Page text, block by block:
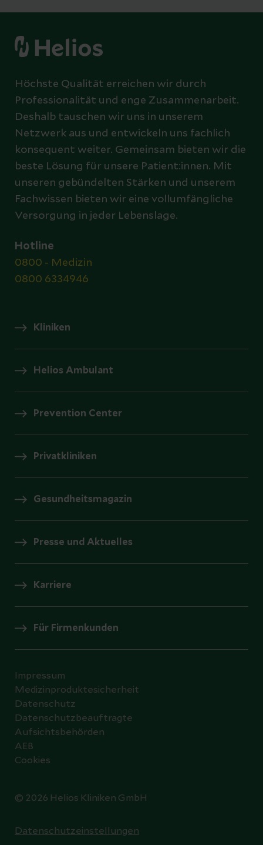
Höchste Qualität erreichen wir durch
Professionalität und enge Zusammenarbeit.
Deshalb tauschen wir uns in unserem
Netzwerk aus und entwickeln uns fachlich
konsequent weiter. Gemeinsam bieten wir die
beste Lösung für unsere Patient:innen. Mit
unseren gebündelten Stärken und unserem
Fachwissen bieten wir eine vollumfängliche
Versorgung in jeder Lebenslage.
Hotline
0800 - Medizin
0800 6334946
Kliniken
Helios Ambulant
Prevention Center
Privatkliniken
Gesundheitsmagazin
Presse und Aktuelles
Karriere
Für Firmenkunden
© 2026 Helios Kliniken GmbH
Impressum
Medizinproduktesicherheit
Datenschutz
Datenschutzbeauftragte
Aufsichtsbehörden
AEB
Cookies
Datenschutzeinstellungen